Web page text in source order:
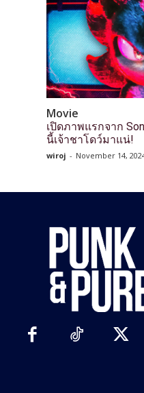
Movie
เปิดภาพแรกจาก
นี้เจ้าชาโดว์มาแน่!
wiroj - November 14,